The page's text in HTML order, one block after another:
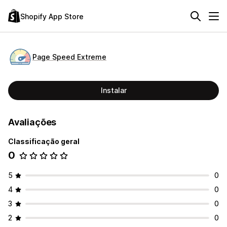
Shopify App Store
Page Speed Extreme
Instalar
Avaliações
Classificação geral
0
5
0
4
0
3
0
2
0